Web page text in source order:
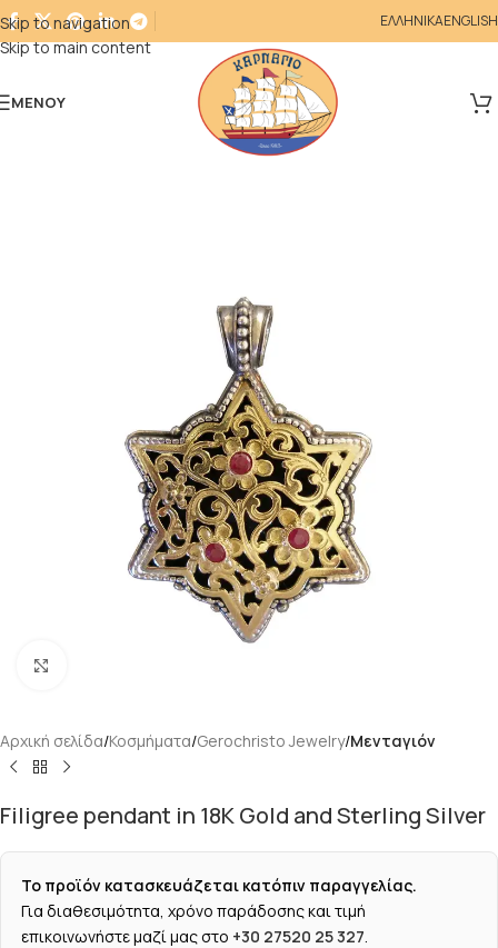
Skip to navigation
Skip to main content
ΕΛΛΗΝΙΚΑENGLISH
ΜΕΝΟΎ
Αρχική σελίδα Κοσμήματα Gerochristo Jewelry Μενταγιόν
Filigree pendant in 18K Gold and Sterling Silver
Το προϊόν κατασκευάζεται κατόπιν παραγγελίας.
Για διαθεσιμότητα, χρόνο παράδοσης και τιμή
επικοινωνήστε μαζί μας στο +30 27520 25 327.